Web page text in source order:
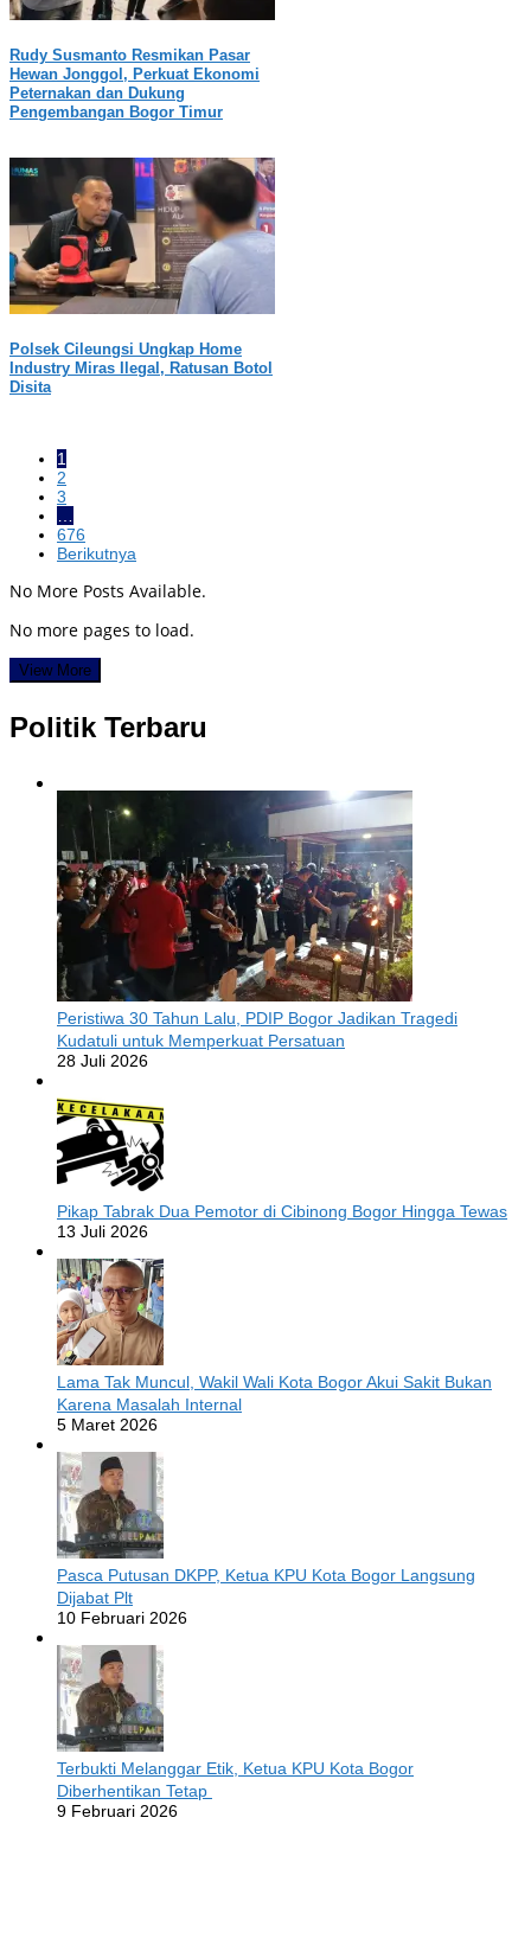
Rudy Susmanto Resmikan Pasar
Hewan Jonggol, Perkuat Ekonomi
Peternakan dan Dukung
Pengembangan Bogor Timur
Polsek Cileungsi Ungkap Home
Industry Miras Ilegal, Ratusan Botol
Disita
1
2
3
676
Berikutnya
No More Posts Available.
No more pages to load.
View More
Politik Terbaru
Peristiwa 30 Tahun Lalu, PDIP Bogor Jadikan Tragedi
Kudatuli untuk Memperkuat Persatuan
28 Juli 2026
Pikap Tabrak Dua Pemotor di Cibinong Bogor Hingga Tewas
13 Juli 2026
Lama Tak Muncul, Wakil Wali Kota Bogor Akui Sakit Bukan
Karena Masalah Internal
5 Maret 2026
Pasca Putusan DKPP, Ketua KPU Kota Bogor Langsung
Dijabat Plt
10 Februari 2026
Terbukti Melanggar Etik, Ketua KPU Kota Bogor
Diberhentikan Tetap
9 Februari 2026